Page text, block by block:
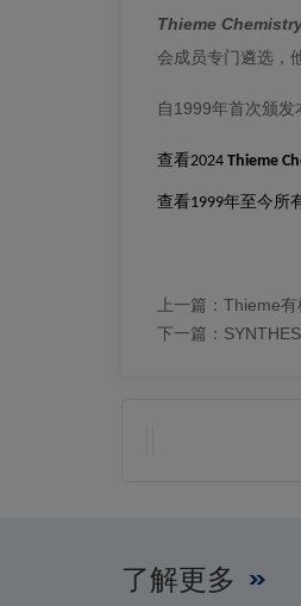
Thieme
会成员专门遴选，
自1999年首次颁发
查看2024 Thieme
查看1999年至今所
上一篇： Thieme有
下一篇：
了解更多